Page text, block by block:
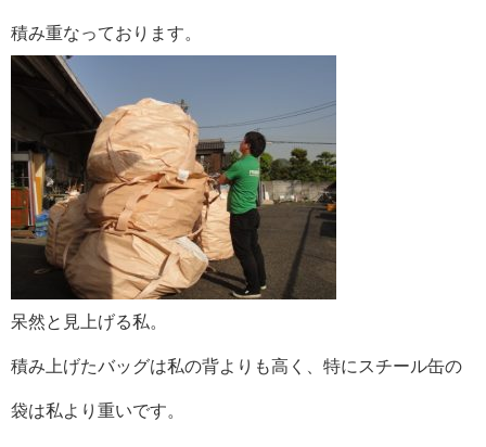
積み重なっております。
呆然と見上げる私。
積み上げたバッグは私の背よりも高く、特にスチール缶の
袋は私より重いです。